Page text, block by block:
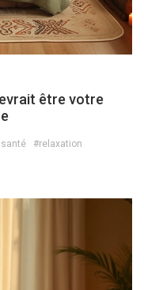
être votre
#relaxation